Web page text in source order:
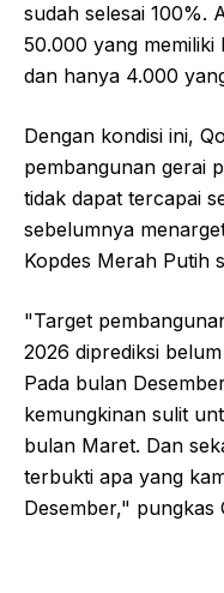
sudah selesai 100%.
50.000 yang memiliki
dan hanya 4.000
Dengan kondisi ini,
pembangunan gerai
tidak dapat tercapai
sebelumnya
Kopdes Merah Putih
"Target
2026 diprediksi
Pada bulan
kemungkinan sulit
bulan Maret. Dan
terbukti apa yang
Desember," pungkas